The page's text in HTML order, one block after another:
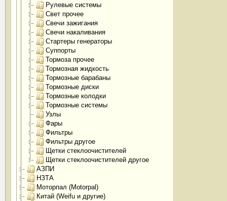
Рулевые системы
Свет прочее
Свечи зажигания
Свечи накаливания
Стартеры генераторы
Суппорты
Тормоза прочее
Тормозная жидкость
Тормозные барабаны
Тормозные диски
Тормозные колодки
Тормозные системы
Узлы
Фары
Фильтры
Фильтры другое
Щетки стеклоочистителей
Щетки стеклоочистителей другое
АЗПИ
НЗТА
Моторпал (Motorpal)
Китай (Weifu и другие)